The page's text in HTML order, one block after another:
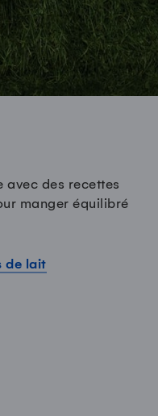
avec des recettes
manger équilibré
de lait